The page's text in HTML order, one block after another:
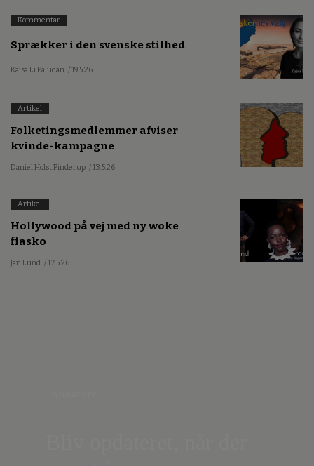
Kommentar
Sprækker i den svenske stilhed
Kajsa Li Paludan / 19.5.26
Artikel
Folketingsmedlemmer afviser
kvinde-kampagne
Daniel Holst Pinderup / 13.5.26
Artikel
Hollywood på vej med ny woke
fiasko
Jan Lund / 17.5.26